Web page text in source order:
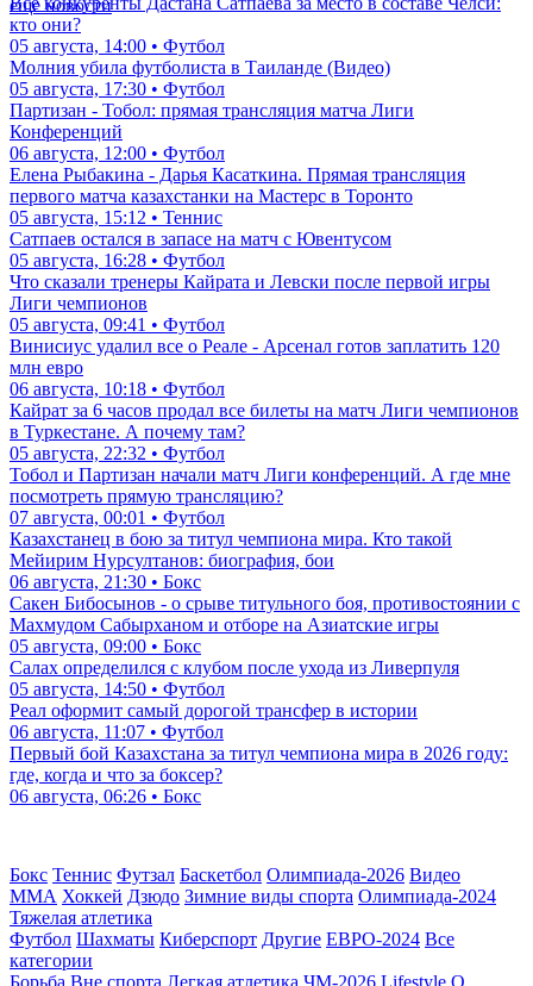
еще новости
кто они?
05 августа, 14:00 • Футбол
Молния убила футболиста в Таиланде (Видео)
05 августа, 17:30 • Футбол
Партизан - Тобол: прямая трансляция матча Лиги
Конференций
06 августа, 12:00 • Футбол
Елена Рыбакина - Дарья Касаткина. Прямая трансляция
первого матча казахстанки на Мастерс в Торонто
05 августа, 15:12 • Теннис
Сатпаев остался в запасе на матч с Ювентусом
05 августа, 16:28 • Футбол
Что сказали тренеры Кайрата и Левски после первой игры
Лиги чемпионов
05 августа, 09:41 • Футбол
Винисиус удалил все о Реале - Арсенал готов заплатить 120
млн евро
06 августа, 10:18 • Футбол
Кайрат за 6 часов продал все билеты на матч Лиги чемпионов
в Туркестане. А почему там?
05 августа, 22:32 • Футбол
Тобол и Партизан начали матч Лиги конференций. А где мне
посмотреть прямую трансляцию?
07 августа, 00:01 • Футбол
Казахстанец в бою за титул чемпиона мира. Кто такой
Мейирим Нурсултанов: биография, бои
06 августа, 21:30 • Бокс
Сакен Бибосынов - о срыве титульного боя, противостоянии с
Махмудом Сабырханом и отборе на Азиатские игры
05 августа, 09:00 • Бокс
Салах определился с клубом после ухода из Ливерпуля
05 августа, 14:50 • Футбол
Реал оформит самый дорогой трансфер в истории
06 августа, 11:07 • Футбол
Первый бой Казахстана за титул чемпиона мира в 2026 году:
где, когда и что за боксер?
06 августа, 06:26 • Бокс
Бокс Теннис Футзал Баскетбол Олимпиада-2026 Видео
ММА Хоккей Дзюдо Зимние виды спорта Олимпиада-2024
Тяжелая атлетика
Футбол Шахматы Киберспорт Другие ЕВРО-2024 Все
категории